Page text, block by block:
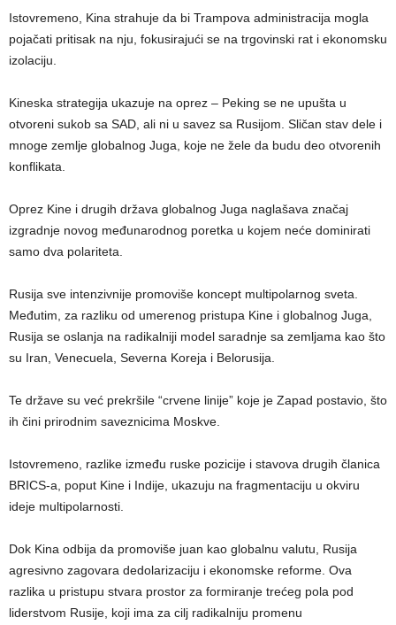
Istovremeno, Kina strahuje da bi Trampova administracija mogla
pojačati pritisak na nju, fokusirajući se na trgovinski rat i ekonomsku
izolaciju.
Kineska strategija ukazuje na oprez – Peking se ne upušta u
otvoreni sukob sa SAD, ali ni u savez sa Rusijom. Sličan stav dele i
mnoge zemlje globalnog Juga, koje ne žele da budu deo otvorenih
konflikata.
Oprez Kine i drugih država globalnog Juga naglašava značaj
izgradnje novog međunarodnog poretka u kojem neće dominirati
samo dva polariteta.
Rusija sve intenzivnije promoviše koncept multipolarnog sveta.
Međutim, za razliku od umerenog pristupa Kine i globalnog Juga,
Rusija se oslanja na radikalniji model saradnje sa zemljama kao što
su Iran, Venecuela, Severna Koreja i Belorusija.
Te države su već prekršile “crvene linije” koje je Zapad postavio, što
ih čini prirodnim saveznicima Moskve.
Istovremeno, razlike između ruske pozicije i stavova drugih članica
BRICS-a, poput Kine i Indije, ukazuju na fragmentaciju u okviru
ideje multipolarnosti.
Dok Kina odbija da promoviše juan kao globalnu valutu, Rusija
agresivno zagovara dedolarizaciju i ekonomske reforme. Ova
razlika u pristupu stvara prostor za formiranje trećeg pola pod
liderstvom Rusije, koji ima za cilj radikalniju promenu